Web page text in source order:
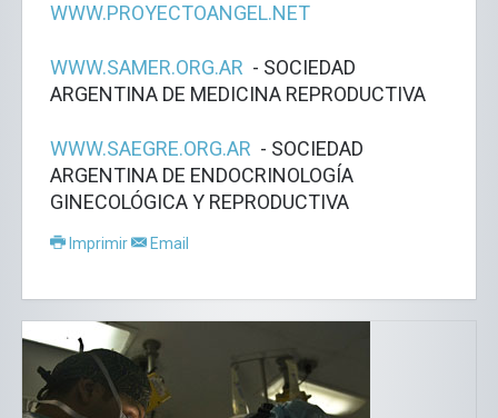
WWW.PROYECTOANGEL.NET
WWW.SAMER.ORG.AR - SOCIEDAD
ARGENTINA DE MEDICINA REPRODUCTIVA
WWW.SAEGRE.ORG.AR - SOCIEDAD
ARGENTINA DE ENDOCRINOLOGÍA
GINECOLÓGICA Y REPRODUCTIVA
Imprimir Email